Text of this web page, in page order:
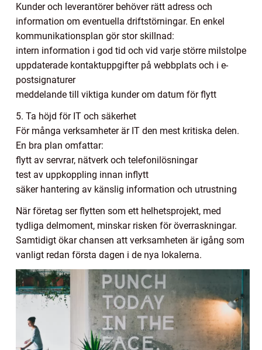
Kunder och leverantörer behöver rätt adress och
information om eventuella driftstörningar. En enkel
kommunikationsplan gör stor skillnad:
intern information i god tid och vid varje större milstolpe
uppdaterade kontaktuppgifter på webbplats och i e-
postsignaturer
meddelande till viktiga kunder om datum för flytt
5. Ta höjd för IT och säkerhet
För många verksamheter är IT den mest kritiska delen.
En bra plan omfattar:
flytt av servrar, nätverk och telefonilösningar
test av uppkoppling innan inflytt
säker hantering av känslig information och utrustning
När företag ser flytten som ett helhetsprojekt, med
tydliga delmoment, minskar risken för överraskningar.
Samtidigt ökar chansen att verksamheten är igång som
vanligt redan första dagen i de nya lokalerna.